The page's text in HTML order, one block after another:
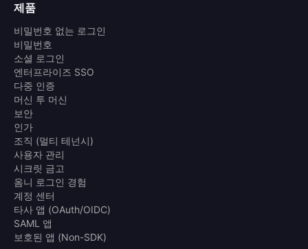
제품
비밀번호 없는 로그인
비밀번호
소셜 로그인
엔터프라이즈 SSO
다중 인증
머신 투 머신
보안
인가
조직 (멀티 테넌시)
사용자 관리
시크릿 금고
옴니 로그인 경험
계정 센터
타사 앱 (OAuth/OIDC)
SAML 앱
보호된 앱 (Non-SDK)